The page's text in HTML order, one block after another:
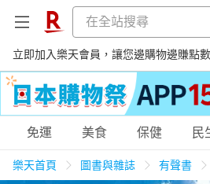
立即加入樂天會員，讓您邊購物邊賺點數
購物網分類
免運 美食 保健 民
樂天首頁 圖書與雜誌 有聲書